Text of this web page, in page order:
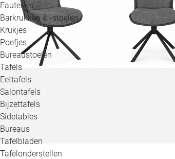
Fauteuils
Barkrukken & -stoelen
Krukjes
Poefjes
Bureaustoelen
Tafels
Eettafels
Salontafels
Bijzettafels
Sidetables
Bureaus
Tafelbladen
Tafelonderstellen